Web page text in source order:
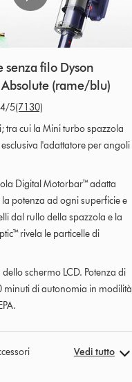
senza filo Dyson
(rame/blu)
/5(7130)
tra cui la Mini turbo spazzola
l'adattatore per angoli
Digital Motorbar™ adatta
potenza ad ogni superficie e
dal rullo della spazzola e la
rivela le particelle di
schermo LCD. Potenza di
minuti di autonomia in modilità
Vedi tutto